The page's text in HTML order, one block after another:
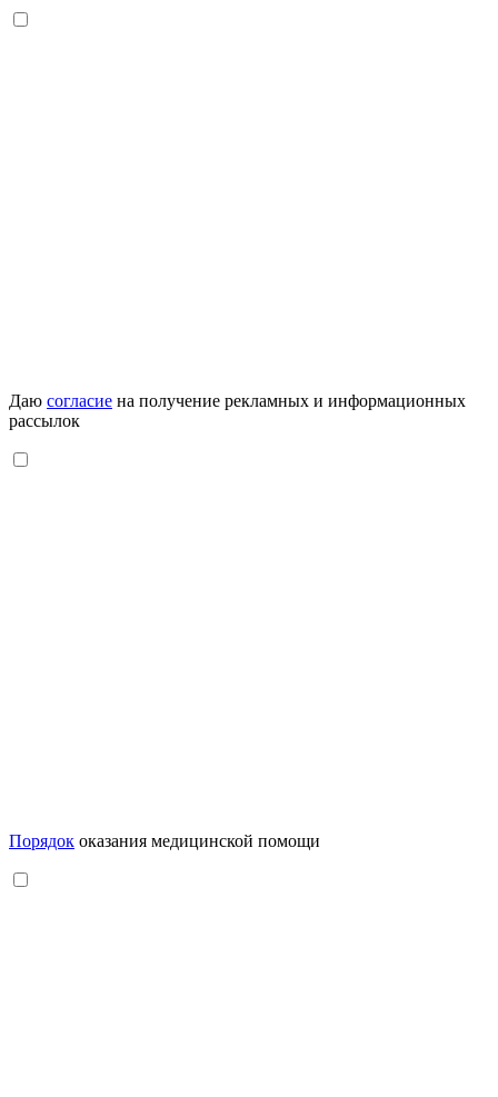
Даю согласие на получение рекламных и информационных
рассылок
Порядок оказания медицинской помощи